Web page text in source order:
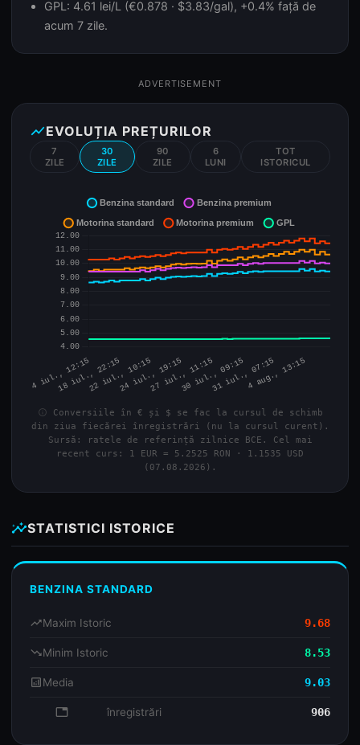
GPL: 4.61 lei/L (€0.878 · $3.83/gal), +0.4% față de
acum 7 zile.
ADVERTISEMENT
show_chartEVOLUȚIA PREȚURILOR
7
ZILE
30
ZILE
90
ZILE
6
LUNI
TOT
ISTORICUL
info Conversiile în € și $ se fac la cursul de schimb
din ziua fiecărei înregistrări (nu la cursul curent).
Sursă: ratele de referință zilnice BCE. Cel mai
recent curs: 1 EUR = 5.2525 RON · 1.1535 USD
(07.08.2026).
insightsSTATISTICI ISTORICE
BENZINA STANDARD
trending_upMaxim Istoric 9.68
trending_downMinim Istoric 8.53
analyticsMedia 9.03
database înregistrări 906